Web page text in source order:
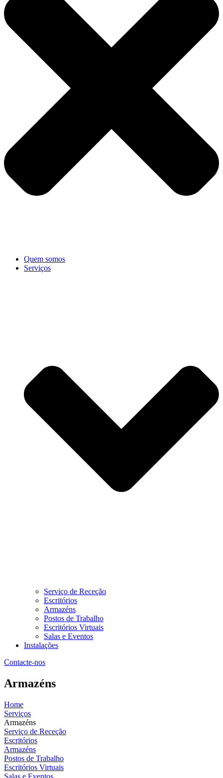
Quem somos
Serviços
Serviço de Receção
Escritórios
Armazéns
Postos de Trabalho
Escritórios Virtuais
Salas e Eventos
Instalações
Contacte-nos
Armazéns
Home
Serviços
Armazéns
Serviço de Receção
Escritórios
Armazéns
Postos de Trabalho
Escritórios Virtuais
Salas e Eventos